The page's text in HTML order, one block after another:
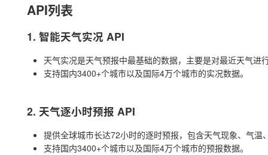
API列表
1. 智能天气实况 API
天气实况是天气预报中最基础的数据，主要是对最近天气进
支持国内3400+个城市以及国际4万个城市的实况数据。
2. 天气逐小时预报 API
提供全球城市长达72小时的逐时预报，包含天气现象、气
支持国内3400+个城市以及国际4万个城市的预报数据。